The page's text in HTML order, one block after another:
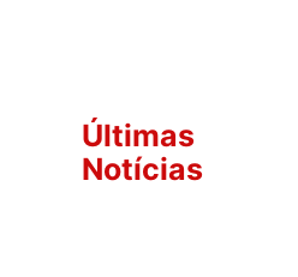
Últimas
Notícias